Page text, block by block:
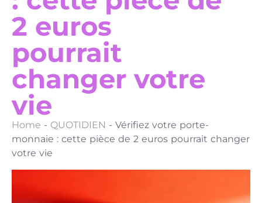
2 euros
pourrait
changer votre
vie
Home - QUOTIDIEN - Vérifiez votre porte-
monnaie : cette pièce de 2 euros pourrait changer
votre vie